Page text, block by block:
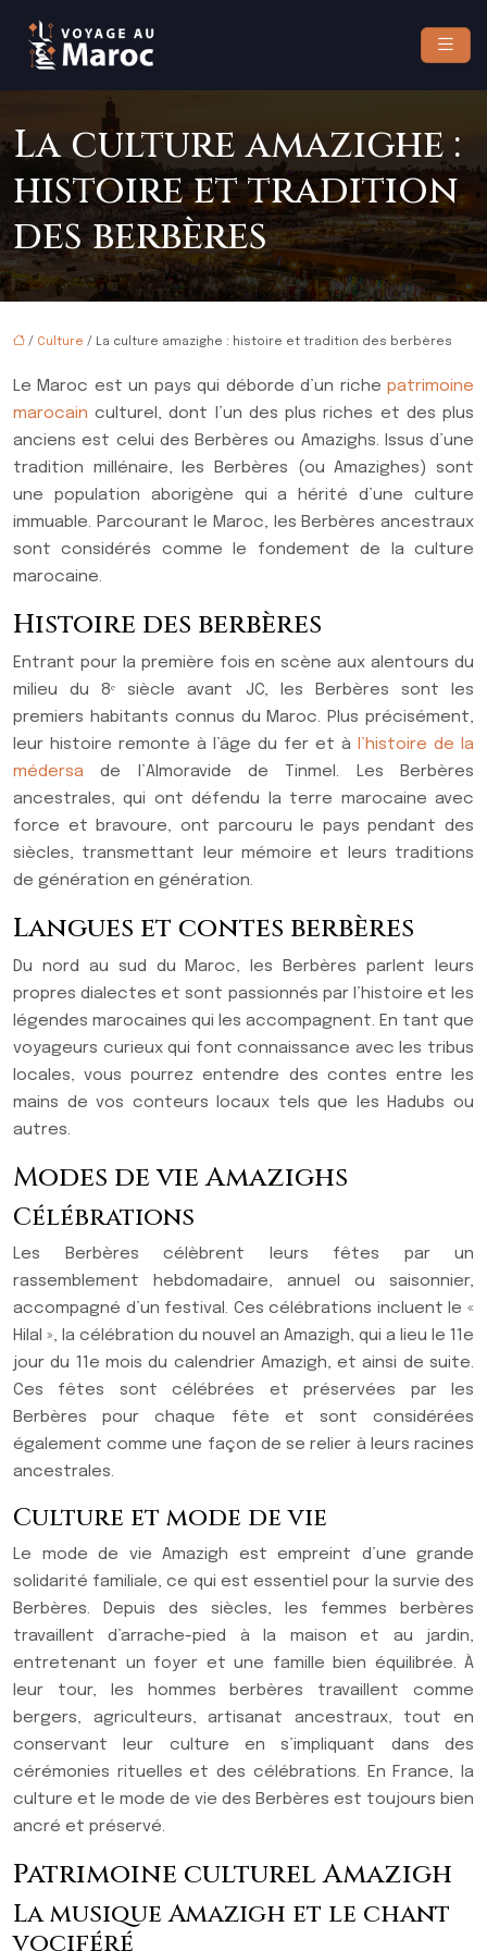
La culture amazighe :
histoire et tradition
des berbères
/ Culture / La culture amazighe : histoire et tradition des berbères
Le Maroc est un pays qui déborde d’un riche patrimoine
marocain culturel, dont l’un des plus riches et des plus
anciens est celui des Berbères ou Amazighs. Issus d’une
tradition millénaire, les Berbères (ou Amazighes) sont
une population aborigène qui a hérité d’une culture
immuable. Parcourant le Maroc, les Berbères ancestraux
sont considérés comme le fondement de la culture
marocaine.
Histoire des berbères
Entrant pour la première fois en scène aux alentours du
milieu du 8ᵉ siècle avant JC, les Berbères sont les
premiers habitants connus du Maroc. Plus précisément,
leur histoire remonte à l’âge du fer et à
l’histoire de la
médersa de l’Almoravide de Tinmel. Les Berbères
ancestrales, qui ont défendu la terre marocaine avec
force et bravoure, ont parcouru le pays pendant des
siècles, transmettant leur mémoire et leurs traditions
de génération en génération.
Langues et contes berbères
Du nord au sud du Maroc, les Berbères parlent leurs
propres dialectes et sont passionnés par l’histoire et les
légendes marocaines qui les accompagnent. En tant que
voyageurs curieux qui font connaissance avec les tribus
locales, vous pourrez entendre des contes entre les
mains de vos conteurs locaux tels que les Hadubs ou
autres.
Modes de vie Amazighs
Célébrations
Les Berbères célèbrent leurs fêtes par un
rassemblement hebdomadaire, annuel ou saisonnier,
accompagné d’un festival. Ces célébrations incluent le «
Hilal », la célébration du nouvel an Amazigh, qui a lieu le 11e
jour du 11e mois du calendrier Amazigh, et ainsi de suite.
Ces fêtes sont célébrées et préservées par les
Berbères pour chaque fête et sont considérées
également comme une façon de se relier à leurs racines
ancestrales.
Culture et mode de vie
Le mode de vie Amazigh est empreint d’une grande
solidarité familiale, ce qui est essentiel pour la survie des
Berbères. Depuis des siècles, les femmes berbères
travaillent d’arrache-pied à la maison et au jardin,
entretenant un foyer et une famille bien équilibrée. À
leur tour, les hommes berbères travaillent comme
bergers, agriculteurs, artisanat ancestraux, tout en
conservant leur culture en s’impliquant dans des
cérémonies rituelles et des célébrations. En France, la
culture et le mode de vie des Berbères est toujours bien
ancré et préservé.
Patrimoine culturel Amazigh
La musique Amazigh et le chant
vociféré